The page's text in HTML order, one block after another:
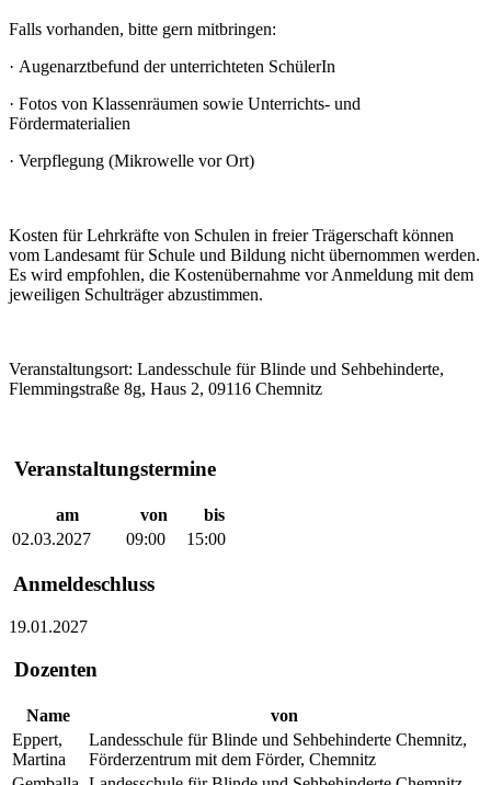
Falls vorhanden, bitte gern mitbringen:
· Augenarztbefund der unterrichteten SchülerIn
· Fotos von Klassenräumen sowie Unterrichts- und
Fördermaterialien
· Verpflegung (Mikrowelle vor Ort)
Kosten für Lehrkräfte von Schulen in freier Trägerschaft können
vom Landesamt für Schule und Bildung nicht übernommen werden.
Es wird empfohlen, die Kostenübernahme vor Anmeldung mit dem
jeweiligen Schulträger abzustimmen.
Veranstaltungsort: Landesschule für Blinde und Sehbehinderte,
Flemmingstraße 8g, Haus 2, 09116 Chemnitz
Veranstaltungstermine
am von
bis
02.03.2027
09:00 15:00
Anmeldeschluss
19.01.2027
Dozenten
Name
von
Eppert,
Martina
Landesschule für Blinde und Sehbehinderte Chemnitz,
Förderzentrum mit dem Förder, Chemnitz